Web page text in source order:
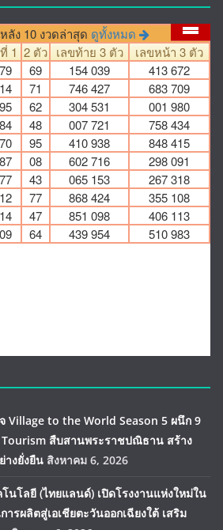
Village to the World Season 5 ผนึก 9
Tourism สืบสานพระราชปณิธาน สร้าง
างยั่งยืน สิงหาคม 6, 2026
นโลยี (ไทยแลนด์) เปิดโรงงานแห่งใหม่ใน
รผลิตสู่เอเชียตะวันออกเฉียงใต้ เสริม